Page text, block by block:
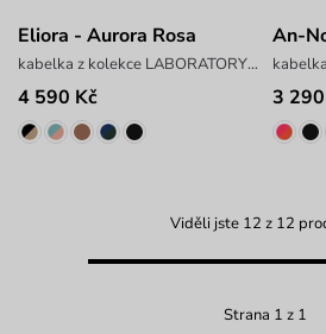
Eliora - Aurora Rosa
kabelka z kolekce LABORATORY x ANTONIN SIMON
4 590 Kč
An-
3
Viděli jste 12 z 12
Strana 1 z 1